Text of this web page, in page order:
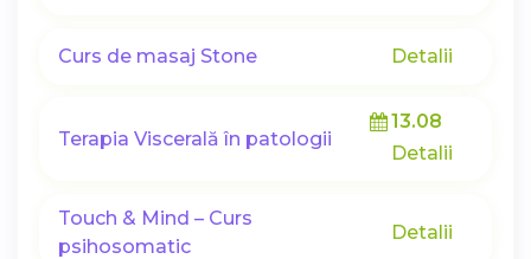
Curs de masaj Stone Detalii
Terapia Viscerală în patologii
13.08
Detalii
Touch & Mind – Curs
psihosomatic
Detalii